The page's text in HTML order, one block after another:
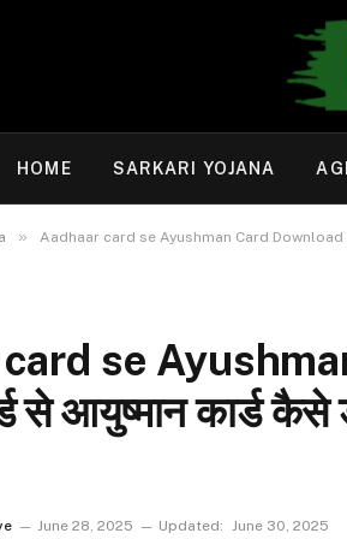
HOME SARKARI YOJANA
» Aadhaar card se Ayushman Card Download
se
से आयुष्मान कार्ड कैसे
June 28, 2025 Updated: June 30, 2025